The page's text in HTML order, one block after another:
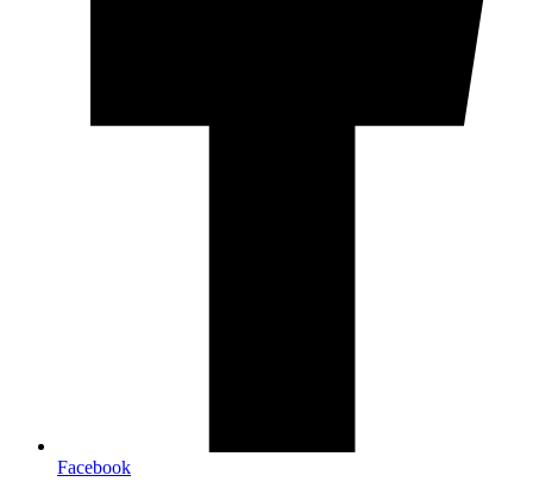
Facebook